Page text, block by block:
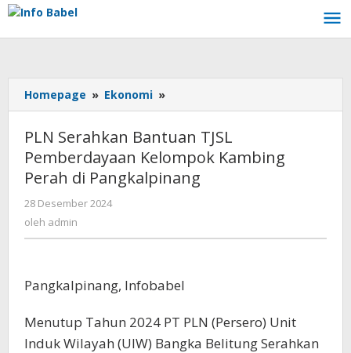
Lewati
konten
Homepage » Ekonomi »
Serahkan
TJSL
Pemberdayaan
Kelompok
Pangkalpinang
PLN Serahkan Bantuan TJSL
Pemberdayaan Kelompok Kambing
Perah di Pangkalpinang
28 Desember 2024
oleh admin
Pangkalpinang, Infobabel
Menutup Tahun 2024 PT PLN (Persero) Unit
Induk Wilayah (UIW) Bangka Belitung Serahkan